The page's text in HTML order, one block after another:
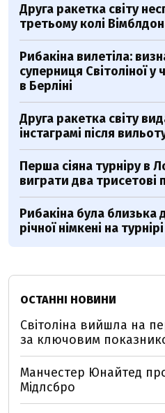
Друга ракетка світу
третьому колі
Рибакіна вилетіла:
суперниця Світоліної у
в Берліні
Друга ракетка світу
інстаграмі після
Перша сіяна турніру в
виграти два трисетові
Рибакіна була близька
річної німкені на
ОСТАННІ НОВИНИ
Світоліна вийшла на
за ключовим
Манчестер Юнайтед
Мідлсбро